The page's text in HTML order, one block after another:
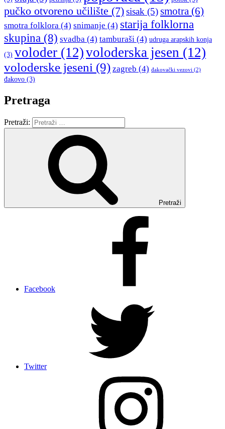
pučko otvoreno učilište (7)sisak (5)smotra (6)
smotra folklora (4) snimanje (4) starija folklorna
skupina (8) svadba (4) tamburaši (4) udruga arapskih konja
(3) voloder (12)voloderska jesen (12)
voloderske jeseni (9) zagreb (4) đakovački vezovi (2)
đakovo (3)
Pretraga
Pretraži:
Pretraži
Facebook
Twitter